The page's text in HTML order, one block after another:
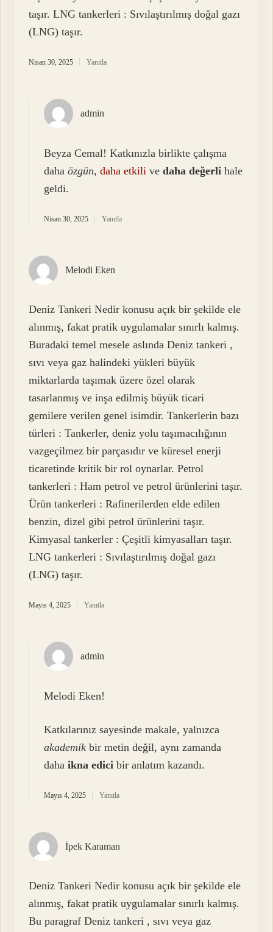
taşır. LNG tankerleri : Sıvılaştırılmış doğal gazı
(LNG) taşır.
Nisan 30, 2025 Yanıtla
admin
Beyza Cemal! Katkınızla birlikte çalışma
dahaözgün,daha etkili vedaha değerli hale
geldi.
Nisan 30, 2025 Yanıtla
Melodi Eken
Deniz Tankeri Nedir konusu açık bir şekilde ele
alınmış, fakat pratik uygulamalar sınırlı kalmış.
Buradaki temel mesele aslında Deniz tankeri ,
sıvı veya gaz halindeki yükleri büyük
miktarlarda taşımak üzere özel olarak
tasarlanmış ve inşa edilmiş büyük ticari
gemilere verilen genel isimdir. Tankerlerin bazı
türleri : Tankerler, deniz yolu taşımacılığının
vazgeçilmez bir parçasıdır ve küresel enerji
ticaretinde kritik bir rol oynarlar. Petrol
tankerleri : Ham petrol ve petrol ürünlerini taşır.
Ürün tankerleri : Rafinerilerden elde edilen
benzin, dizel gibi petrol ürünlerini taşır.
Kimyasal tankerler : Çeşitli kimyasalları taşır.
LNG tankerleri : Sıvılaştırılmış doğal gazı
(LNG) taşır.
Mayıs 4, 2025 Yanıtla
admin
Melodi Eken!
Katkılarınız sayesinde makale, yalnızca
akademik bir metin değil, aynı zamanda
dahaikna edici bir anlatım kazandı.
Mayıs 4, 2025 Yanıtla
İpek Karaman
Deniz Tankeri Nedir konusu açık bir şekilde ele
alınmış, fakat pratik uygulamalar sınırlı kalmış.
Bu paragraf Deniz tankeri , sıvı veya gaz